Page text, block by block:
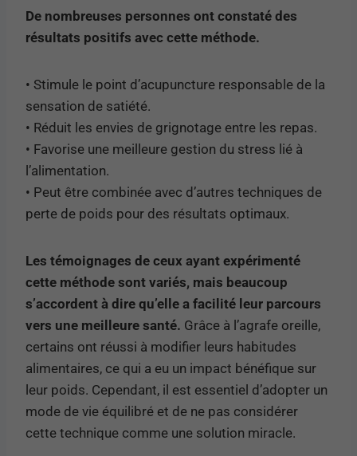
De nombreuses personnes ont constaté des
résultats positifs avec cette méthode.
• Stimule le point d’acupuncture responsable de la
sensation de satiété.
• Réduit les envies de grignotage entre les repas.
• Favorise une meilleure gestion du stress lié à
l’alimentation.
• Peut être combinée avec d’autres techniques de
perte de poids pour des résultats optimaux.
Les témoignages de ceux ayant expérimenté
cette méthode sont variés, mais beaucoup
s’accordent à dire qu’elle a facilité leur parcours
vers une meilleure santé. Grâce à l’agrafe oreille,
certains ont réussi à modifier leurs habitudes
alimentaires, ce qui a eu un impact bénéfique sur
leur poids. Cependant, il est essentiel d’adopter un
mode de vie équilibré et de ne pas considérer
cette technique comme une solution miracle.